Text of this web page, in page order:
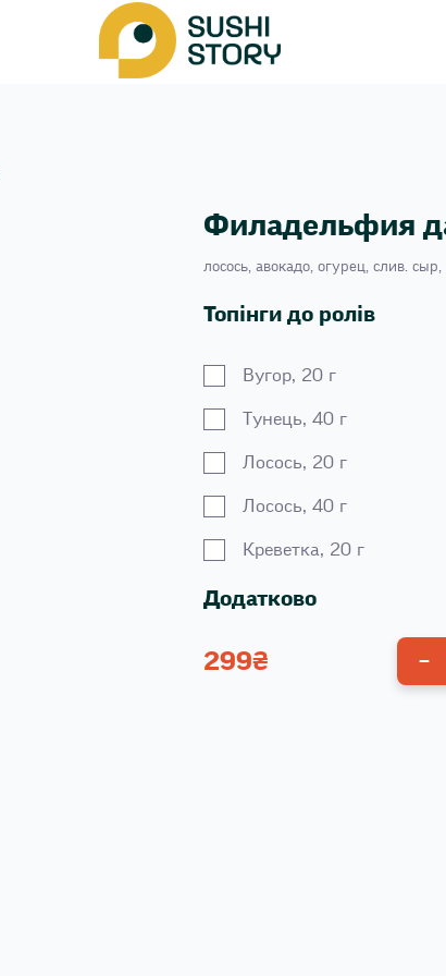
Филадельфия
лосось, авокадо, огурец, слив.
Топінги до ролів
Вугор, 20 г
Тунець, 40 г
Лосось, 20 г
Лосось, 40 г
Креветка, 20 г
Додатково
Унагі соус 100 г
299₴